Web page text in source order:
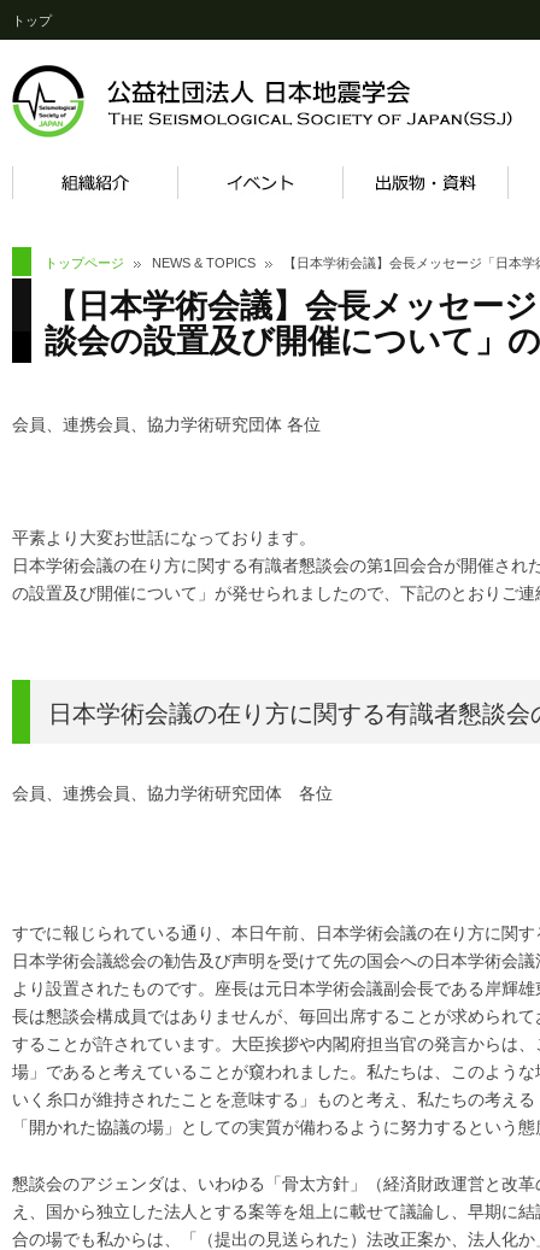
トップ
トップページ NEWS & TOPICS 【日本学術会議】会長メッセージ「日本
【日本学術会議】会長メッセー
談会の設置及び開催について」
会員、連携会員、協力学術研究団体 各位
平素より大変お世話になっております。
日本学術会議の在り方に関する有識者懇談会の第1回会合が開催さ
の設置及び開催について」が発せられましたので、下記のとおりご
日本学術会議の在り方に関する有識者懇談
会員、連携会員、協力学術研究団体 各位
すでに報じられている通り、本日午前、日本学術会議の在り方に関
日本学術会議総会の勧告及び声明を受けて先の国会への日本学術会
より設置されたものです。座長は元日本学術会議副会長である岸輝
長は懇談会構成員ではありませんが、毎回出席することが求められ
することが許されています。大臣挨拶や内閣府担当官の発言からは
場」であると考えていることが窺われました。私たちは、このよう
いく糸口が維持されたことを意味する」ものと考え、私たちの考え
「開かれた協議の場」としての実質が備わるように努力するという
懇談会のアジェンダは、いわゆる「骨太方針」（経済財政運営と改
え、国から独立した法人とする案等を俎上に載せて議論し、早期に
合の場でも私からは、「（提出の見送られた）法改正案か、法人化